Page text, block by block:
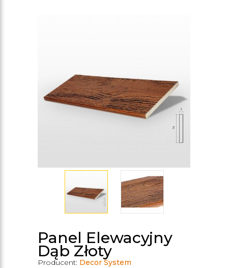
Panel Elewacyjny
Dąb Złoty
Producent: Decor System